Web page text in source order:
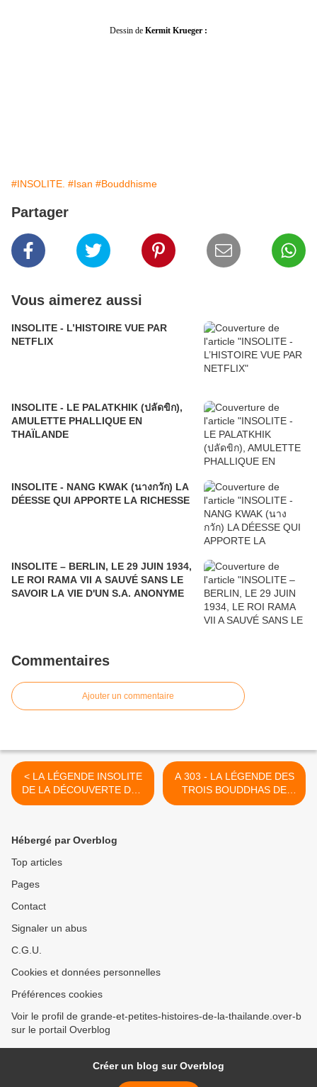
Dessin de Kermit Krueger :
#INSOLITE. #Isan #Bouddhisme
Partager
Vous aimerez aussi
INSOLITE - L’HISTOIRE VUE PAR
NETFLIX
INSOLITE - LE PALATKHIK (ปลัดขิก),
AMULETTE PHALLIQUE EN
THAÏLANDE
INSOLITE - NANG KWAK (นางกวัก) LA
DÉESSE QUI APPORTE LA RICHESSE
INSOLITE – BERLIN, LE 29 JUIN 1934,
LE ROI RAMA VII A SAUVÉ SANS LE
SAVOIR LA VIE D'UN S.A. ANONYME
Commentaires
Ajouter un commentaire
< LA LÉGENDE INSOLITE
DE LA DÉCOUVERTE DES
VERTUS DU SEL PAR LES
THAÏLANDE)
A 303 - LA LÉGENDE DES
TROIS BOUDDHAS DE
VIENTIANE ET UN
Hébergé par Overblog
Top articles
Pages
Contact
Signaler un abus
C.G.U.
Cookies et données personnelles
Préférences cookies
Voir le profil de grande-et-petites-histoires-de-la-thailande.over-b
sur le portail Overblog
Créer un blog sur Overblog